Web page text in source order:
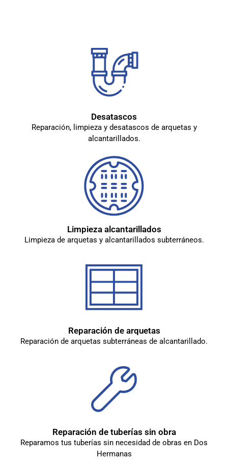
Desatascos
Reparación, limpieza y desatascos de arquetas y
alcantarillados.
Limpieza alcantarillados
Limpieza de arquetas y alcantarillados subterráneos.
Reparación de arquetas
Reparación de arquetas subterráneas de alcantarillado.
Reparación de tuberías sin obra
Reparamos tus tuberías sin necesidad de obras en Dos
Hermanas